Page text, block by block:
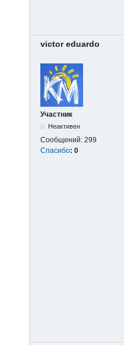
victor eduardo
Участник
Неактивен
Сообщений: 299
Спасибо: 0